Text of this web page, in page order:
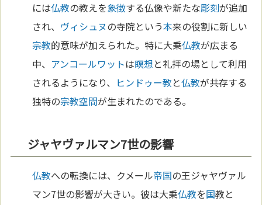
には仏教の教えを象徴する仏像や新たな彫刻が追加
され、 ヴィシュヌの寺院という本来の役割に新しい
宗教的意味が加えられた。特に大乗仏教が広まる
中、 アンコールワットは瞑想と礼拝の場として利用
されるようになり、 ヒンドゥー教と仏教が共存する
独特の宗教空間が生まれたのである。
ジャヤヴァルマン7世の影響
仏教への転換には、クメール帝国の王ジャヤヴァル
マン7世の影響が大きい。彼は大乗仏教を国教と